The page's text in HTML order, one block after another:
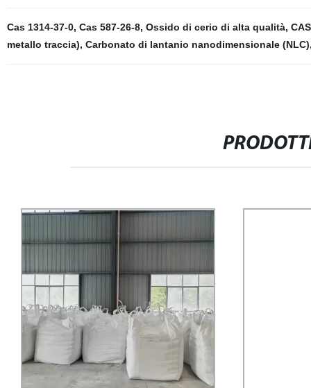
Cas 1314-37-0, Cas 587-26-8, Ossido di cerio di alta qualità,
metallo traccia), Carbonato di lantanio nanodimensionale (NLC)